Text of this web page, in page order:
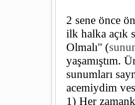
2 sene önce
ilk halka açık
Olmalı" (
yaşamıştım.
sunumları
acemiydim
1) Her